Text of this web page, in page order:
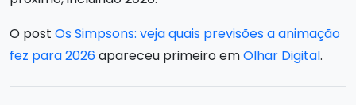
O post Os Simpsons: veja quais previsões a animação
fez para 2026apareceu primeiro emOlhar Digital.